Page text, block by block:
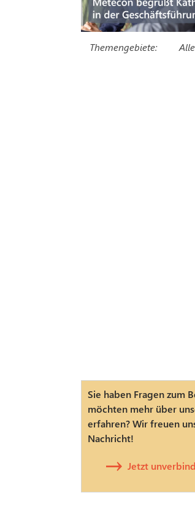
Themengebiete:
Sie haben Fragen zum
möchten mehr über
erfahren? Wir freuen
Nachricht!
Jetzt